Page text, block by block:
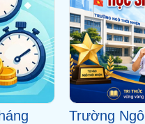
tích
Xác định 2